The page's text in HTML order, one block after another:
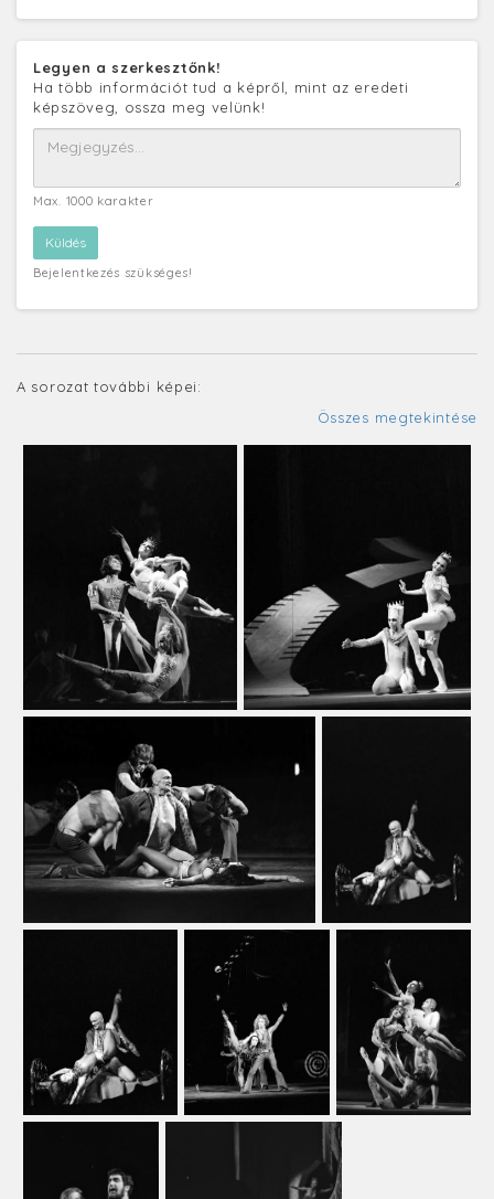
Legyen a szerkesztőnk!
Ha több információt tud a képről, mint az eredeti
képszöveg, ossza meg velünk!
Max. 1000 karakter
Bejelentkezés szükséges!
A sorozat további képei:
Összes megtekintése